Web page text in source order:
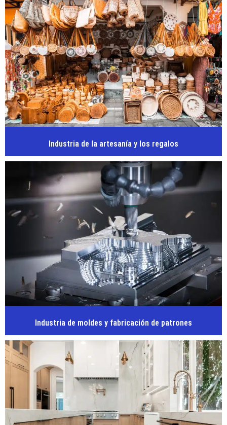
Industria de la artesanía y los regalos
Industria de moldes y fabricación de patrones